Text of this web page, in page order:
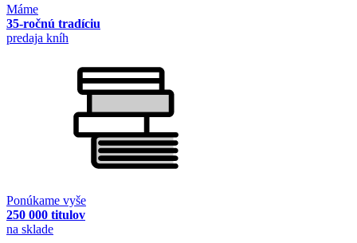
Máme
35-ročnú tradíciu
predaja kníh
Ponúkame vyše
250 000 titulov
na sklade